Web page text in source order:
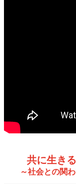
共に生き
～社会との関